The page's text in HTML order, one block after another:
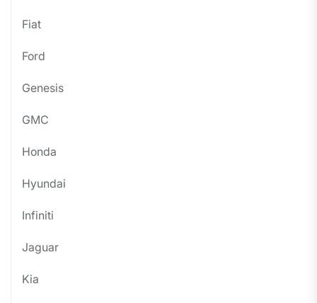
Fiat
Ford
Genesis
GMC
Honda
Hyundai
Infiniti
Jaguar
Kia